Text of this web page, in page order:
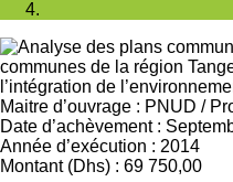
Maitre d’ouvrage : PNUD /
Date d’achèvement :
Année d’exécution : 2014
Montant (Dhs) : 69 750,00